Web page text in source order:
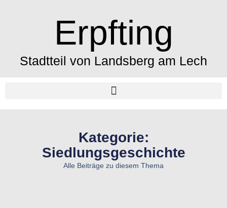
Erpfting
Stadtteil von Landsberg am Lech
Kategorie:
Siedlungsgeschichte
Alle Beiträge zu diesem Thema